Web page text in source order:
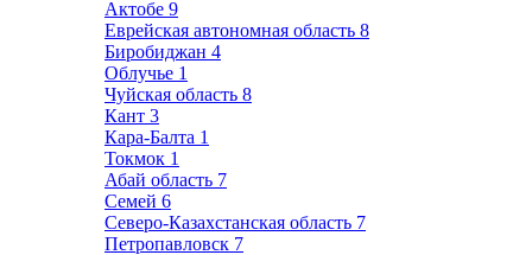
Актобе 9
Еврейская автономная область 8
Биробиджан 4
Облучье 1
Чуйская область 8
Кант 3
Кара-Балта 1
Токмок 1
Абай область 7
Семей 6
Северо-Казахстанская область 7
Петропавловск 7